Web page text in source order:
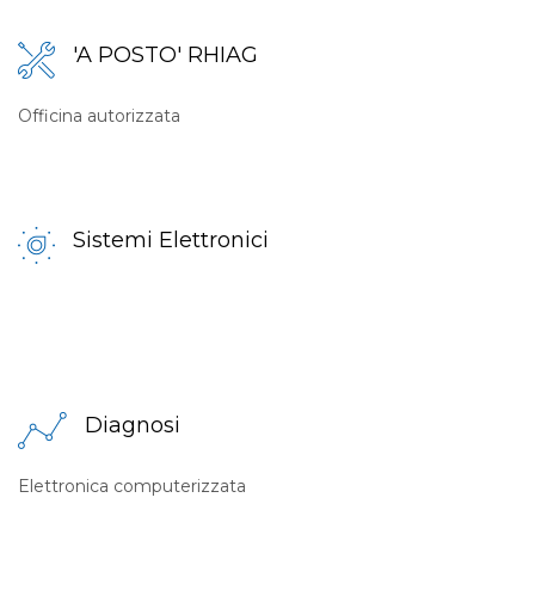
'A POSTO' RHIAG
Officina autorizzata
Sistemi Elettronici
Diagnosi
Elettronica computerizzata